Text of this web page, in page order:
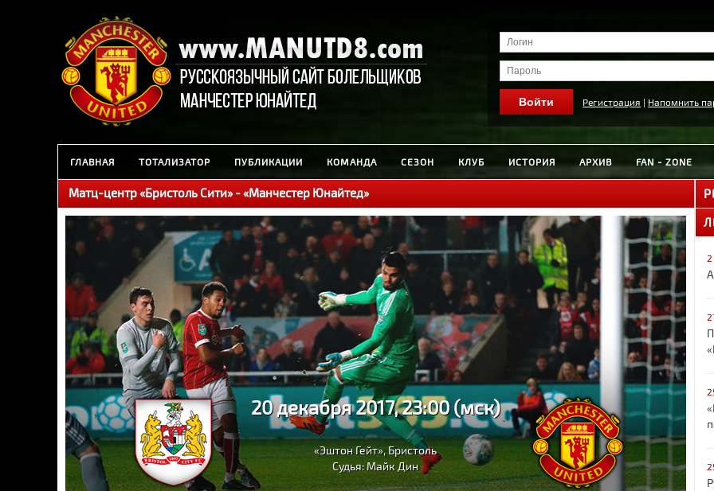
Регистрация | Напомнить
ГЛАВНАЯ ТОТАЛИЗАТОР ПУБЛИКАЦИИ КОМАНДА СЕЗОН КЛУБ ИСТОРИЯ АРХИВ FAN - ZONE
Матц-центр «Бристоль Сити» - «Манчестер Юнайтед»
20 декабря 2017, 23:00 (мск)
«Эштон Гейт», Бристоль
Судья: Майк Дин
2